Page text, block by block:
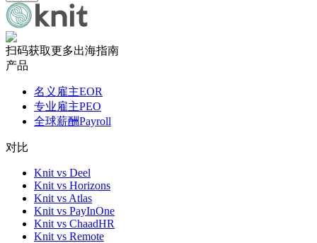
扫码获取更多出海指南
产品
名义雇主EOR
专业雇主PEO
全球薪酬Payroll
对比
Knit vs Deel
Knit vs Horizons
Knit vs Atlas
Knit vs PayInOne
Knit vs ChaadHR
Knit vs Remote